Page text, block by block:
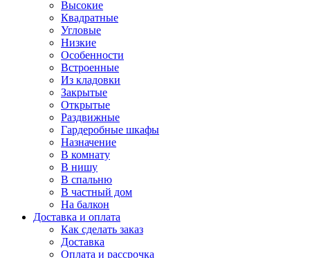
Высокие
Квадратные
Угловые
Низкие
Особенности
Встроенные
Из кладовки
Закрытые
Открытые
Раздвижные
Гардеробные шкафы
Назначение
В комнату
В нишу
В спальню
В частный дом
На балкон
Доставка и оплата
Как сделать заказ
Доставка
Оплата и рассрочка